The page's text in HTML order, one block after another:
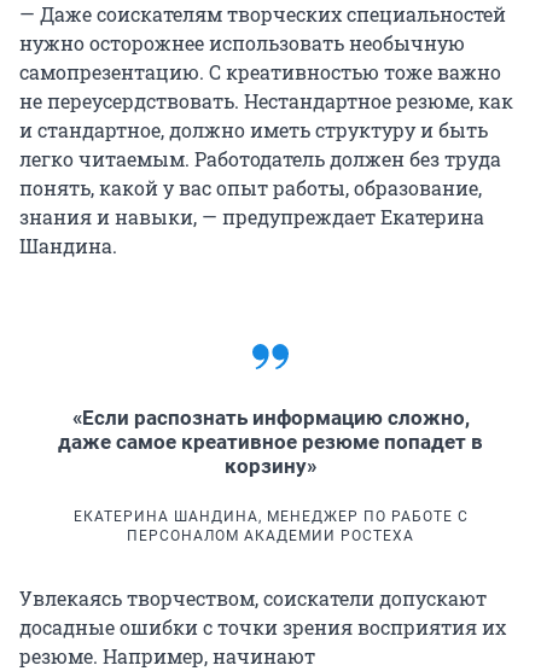
— Даже соискателям творческих специальностей
нужно осторожнее использовать необычную
самопрезентацию. С креативностью тоже важно
не переусердствовать. Нестандартное резюме, как
и стандартное, должно иметь структуру и быть
легко читаемым. Работодатель должен без труда
понять, какой у вас опыт работы, образование,
знания и навыки, — предупреждает Екатерина
Шандина.
«Если распознать информацию сложно,
даже самое креативное резюме попадет в
корзину»
ЕКАТЕРИНА ШАНДИНА, МЕНЕДЖЕР ПО РАБОТЕ С
ПЕРСОНАЛОМ АКАДЕМИИ РОСТЕХА
Увлекаясь творчеством, соискатели допускают
досадные ошибки с точки зрения восприятия их
резюме. Например, начинают